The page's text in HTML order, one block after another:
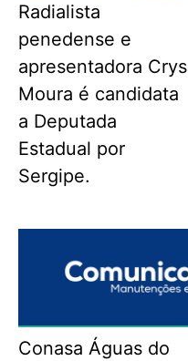
Radialista
penedense e
apresentadora Crys
Moura é candidata
a Deputada
Estadual por
Sergipe.
Conasa Águas do